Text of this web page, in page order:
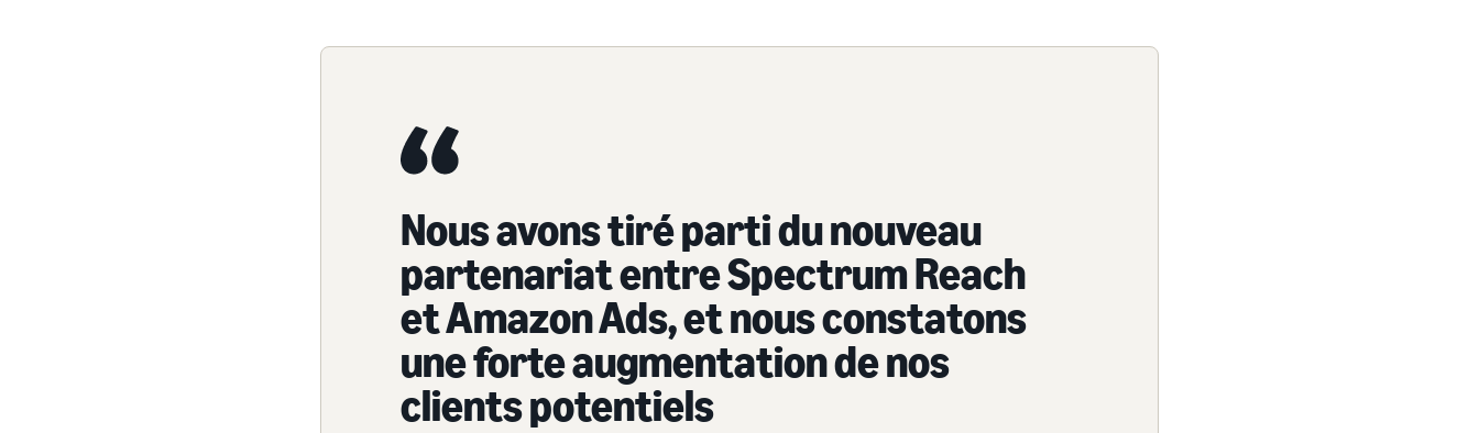
Nous avons tiré parti du nouveau
partenariat entre Spectrum Reach
et Amazon Ads, et nous constatons
une forte augmentation de nos
clients potentiels